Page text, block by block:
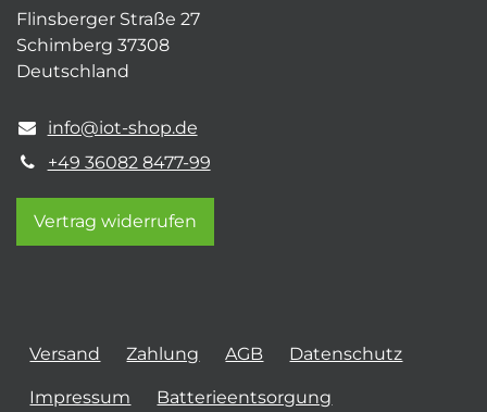
Flinsberger Straße 27
Schimberg 37308
Deutschland
info@iot-shop.de
+49 36082 8477-99
Vertrag widerrufen
Versand Zahlung AGB Datenschutz
Impressum Batterieentsorgung